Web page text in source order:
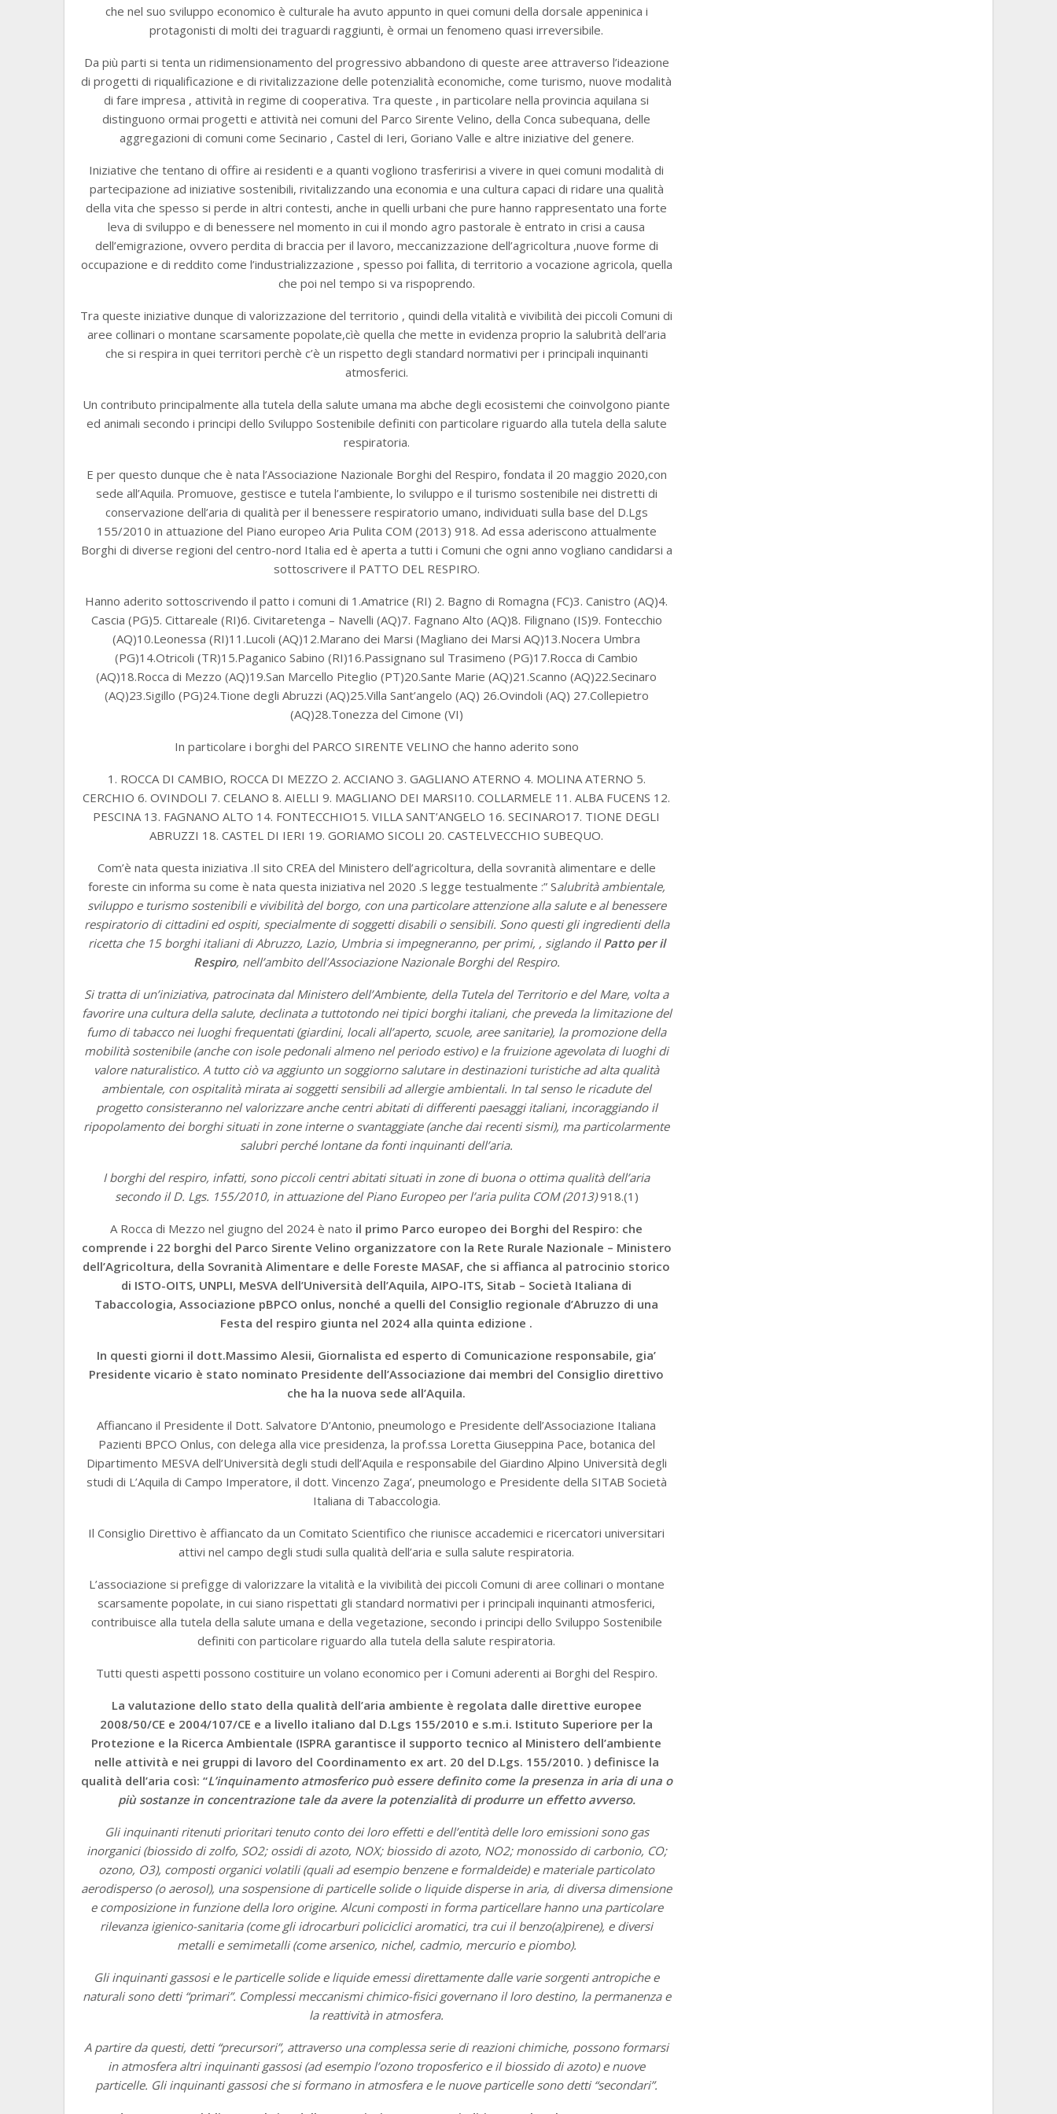
che nel suo sviluppo economico è culturale ha avuto appunto in quei comuni della dorsale appeninica i
protagonisti di molti dei traguardi raggiunti, è ormai un fenomeno quasi irreversibile.
Da più parti si tenta un ridimensionamento del progressivo abbandono di queste aree attraverso l’ideazione
di progetti di riqualificazione e di rivitalizzazione delle potenzialità economiche, come turismo, nuove modalità
di fare impresa , attività in regime di cooperativa. Tra queste , in particolare nella provincia aquilana si
distinguono ormai progetti e attività nei comuni del Parco Sirente Velino, della Conca subequana, delle
aggregazioni di comuni come Secinario , Castel di Ieri, Goriano Valle e altre iniziative del genere.
Iniziative che tentano di offire ai residenti e a quanti vogliono trasferirisi a vivere in quei comuni modalità di
partecipazione ad iniziative sostenibili, rivitalizzando una economia e una cultura capaci di ridare una qualità
della vita che spesso si perde in altri contesti, anche in quelli urbani che pure hanno rappresentato una forte
leva di sviluppo e di benessere nel momento in cui il mondo agro pastorale è entrato in crisi a causa
dell’emigrazione, ovvero perdita di braccia per il lavoro, meccanizzazione dell’agricoltura ,nuove forme di
occupazione e di reddito come l’industrializzazione , spesso poi fallita, di territorio a vocazione agricola, quella
che poi nel tempo si va rispoprendo.
Tra queste iniziative dunque di valorizzazione del territorio , quindi della vitalità e vivibilità dei piccoli Comuni di
aree collinari o montane scarsamente popolate,cìè quella che mette in evidenza proprio la salubrità dell’aria
che si respira in quei territori perchè c’è un rispetto degli standard normativi per i principali inquinanti
atmosferici.
Un contributo principalmente alla tutela della salute umana ma abche degli ecosistemi che coinvolgono piante
ed animali secondo i principi dello Sviluppo Sostenibile definiti con particolare riguardo alla tutela della salute
respiratoria.
E per questo dunque che è nata l’Associazione Nazionale Borghi del Respiro, fondata il 20 maggio 2020,con
sede all’Aquila. Promuove, gestisce e tutela l’ambiente, lo sviluppo e il turismo sostenibile nei distretti di
conservazione dell’aria di qualità per il benessere respiratorio umano, individuati sulla base del D.Lgs
155/2010 in attuazione del Piano europeo Aria Pulita COM (2013) 918. Ad essa aderiscono attualmente
Borghi di diverse regioni del centro-nord Italia ed è aperta a tutti i Comuni che ogni anno vogliano candidarsi a
sottoscrivere il PATTO DEL RESPIRO.
Hanno aderito sottoscrivendo il patto i comuni di 1.Amatrice (RI) 2. Bagno di Romagna (FC)3. Canistro (AQ)4.
Cascia (PG)5. Cittareale (RI)6. Civitaretenga – Navelli (AQ)7. Fagnano Alto (AQ)8. Filignano (IS)9. Fontecchio
(AQ)10.Leonessa (RI)11.Lucoli (AQ)12.Marano dei Marsi (Magliano dei Marsi AQ)13.Nocera Umbra
(PG)14.Otricoli (TR)15.Paganico Sabino (RI)16.Passignano sul Trasimeno (PG)17.Rocca di Cambio
(AQ)18.Rocca di Mezzo (AQ)19.San Marcello Piteglio (PT)20.Sante Marie (AQ)21.Scanno (AQ)22.Secinaro
(AQ)23.Sigillo (PG)24.Tione degli Abruzzi (AQ)25.Villa Sant’angelo (AQ) 26.Ovindoli (AQ) 27.Collepietro
(AQ)28.Tonezza del Cimone (VI)
In particolare i borghi del PARCO SIRENTE VELINO che hanno aderito sono
1. ROCCA DI CAMBIO, ROCCA DI MEZZO 2. ACCIANO 3. GAGLIANO ATERNO 4. MOLINA ATERNO 5.
CERCHIO 6. OVINDOLI 7. CELANO 8. AIELLI 9. MAGLIANO DEI MARSI10. COLLARMELE 11. ALBA FUCENS 12.
PESCINA 13. FAGNANO ALTO 14. FONTECCHIO15. VILLA SANT’ANGELO 16. SECINARO17. TIONE DEGLI
ABRUZZI 18. CASTEL DI IERI 19. GORIAMO SICOLI 20. CASTELVECCHIO SUBEQUO.
Com’è nata questa iniziativa .Il sito CREA del Ministero dell’agricoltura, della sovranità alimentare e delle
foreste cin informa su come è nata questa iniziativa nel 2020 .S legge testualmente :” Salubrità ambientale,
sviluppo e turismo sostenibili e vivibilità del borgo, con una particolare attenzione alla salute e al benessere
respiratorio di cittadini ed ospiti, specialmente di soggetti disabili o sensibili. Sono questi gli ingredienti della
ricetta che 15 borghi italiani di Abruzzo, Lazio, Umbria si impegneranno, per primi, , siglando il Patto per il
Respiro, nell’ambito dell’Associazione Nazionale Borghi del Respiro.
Si tratta di un’iniziativa, patrocinata dal Ministero dell’Ambiente, della Tutela del Territorio e del Mare, volta a
favorire una cultura della salute, declinata a tuttotondo nei tipici borghi italiani, che preveda la limitazione del
fumo di tabacco nei luoghi frequentati (giardini, locali all’aperto, scuole, aree sanitarie), la promozione della
mobilità sostenibile (anche con isole pedonali almeno nel periodo estivo) e la fruizione agevolata di luoghi di
valore naturalistico. A tutto ciò va aggiunto un soggiorno salutare in destinazioni turistiche ad alta qualità
ambientale, con ospitalità mirata ai soggetti sensibili ad allergie ambientali. In tal senso le ricadute del
progetto consisteranno nel valorizzare anche centri abitati di differenti paesaggi italiani, incoraggiando il
ripopolamento dei borghi situati in zone interne o svantaggiate (anche dai recenti sismi), ma particolarmente
salubri perché lontane da fonti inquinanti dell’aria.
I borghi del respiro, infatti, sono piccoli centri abitati situati in zone di buona o ottima qualità dell’aria
secondo il D. Lgs. 155/2010, in attuazione del Piano Europeo per l’aria pulita COM (2013)918.(1)
A Rocca di Mezzo nel giugno del 2024 è nato il primo Parco europeo dei Borghi del Respiro: che
comprende i 22 borghi del Parco Sirente Velino organizzatore con la Rete Rurale Nazionale – Ministero
dell’Agricoltura, della Sovranità Alimentare e delle Foreste MASAF, che si affianca al patrocinio storico
di ISTO-OITS, UNPLI, MeSVA dell’Università dell’Aquila, AIPO-ITS, Sitab – Società Italiana di
Tabaccologia, Associazione pBPCO onlus, nonché a quelli del Consiglio regionale d’Abruzzo di una
Festa del respiro giunta nel 2024 alla quinta edizione .
In questi giorni il dott.Massimo Alesii, Giornalista ed esperto di Comunicazione responsabile, gia’
Presidente vicario è stato nominato Presidente dell’Associazione dai membri del Consiglio direttivo
che ha la nuova sede all’Aquila.
Affiancano il Presidente il Dott. Salvatore D’Antonio, pneumologo e Presidente dell’Associazione Italiana
Pazienti BPCO Onlus, con delega alla vice presidenza, la prof.ssa Loretta Giuseppina Pace, botanica del
Dipartimento MESVA dell’Università degli studi dell’Aquila e responsabile del Giardino Alpino Università degli
studi di L’Aquila di Campo Imperatore, il dott. Vincenzo Zaga’, pneumologo e Presidente della SITAB Società
Italiana di Tabaccologia.
Il Consiglio Direttivo è affiancato da un Comitato Scientifico che riunisce accademici e ricercatori universitari
attivi nel campo degli studi sulla qualità dell’aria e sulla salute respiratoria.
L’associazione si prefigge di valorizzare la vitalità e la vivibilità dei piccoli Comuni di aree collinari o montane
scarsamente popolate, in cui siano rispettati gli standard normativi per i principali inquinanti atmosferici,
contribuisce alla tutela della salute umana e della vegetazione, secondo i principi dello Sviluppo Sostenibile
definiti con particolare riguardo alla tutela della salute respiratoria.
Tutti questi aspetti possono costituire un volano economico per i Comuni aderenti ai Borghi del Respiro.
La valutazione dello stato della qualità dell’aria ambiente è regolata dalle direttive europee
2008/50/CE e 2004/107/CE e a livello italiano dal D.Lgs 155/2010 e s.m.i. Istituto Superiore per la
Protezione e la Ricerca Ambientale (ISPRA garantisce il supporto tecnico al Ministero dell’ambiente
nelle attività e nei gruppi di lavoro del Coordinamento ex art. 20 del D.Lgs. 155/2010. ) definisce la
qualità dell’aria così: “L’inquinamento atmosferico può essere definito come la presenza in aria di una o
più sostanze in concentrazione tale da avere la potenzialità di produrre un effetto avverso.
Gli inquinanti ritenuti prioritari tenuto conto dei loro effetti e dell’entità delle loro emissioni sono gas
inorganici (biossido di zolfo, SO2; ossidi di azoto, NOX; biossido di azoto, NO2; monossido di carbonio, CO;
ozono, O3), composti organici volatili (quali ad esempio benzene e formaldeide) e materiale particolato
aerodisperso (o aerosol), una sospensione di particelle solide o liquide disperse in aria, di diversa dimensione
e composizione in funzione della loro origine. Alcuni composti in forma particellare hanno una particolare
rilevanza igienico-sanitaria (come gli idrocarburi policiclici aromatici, tra cui il benzo(a)pirene), e diversi
metalli e semimetalli (come arsenico, nichel, cadmio, mercurio e piombo).
Gli inquinanti gassosi e le particelle solide e liquide emessi direttamente dalle varie sorgenti antropiche e
naturali sono detti “primari”. Complessi meccanismi chimico-fisici governano il loro destino, la permanenza e
la reattività in atmosfera.
A partire da questi, detti “precursori”, attraverso una complessa serie di reazioni chimiche, possono formarsi
in atmosfera altri inquinanti gassosi (ad esempio l’ozono troposferico e il biossido di azoto) e nuove
particelle. Gli inquinanti gassosi che si formano in atmosfera e le nuove particelle sono detti “secondari”.